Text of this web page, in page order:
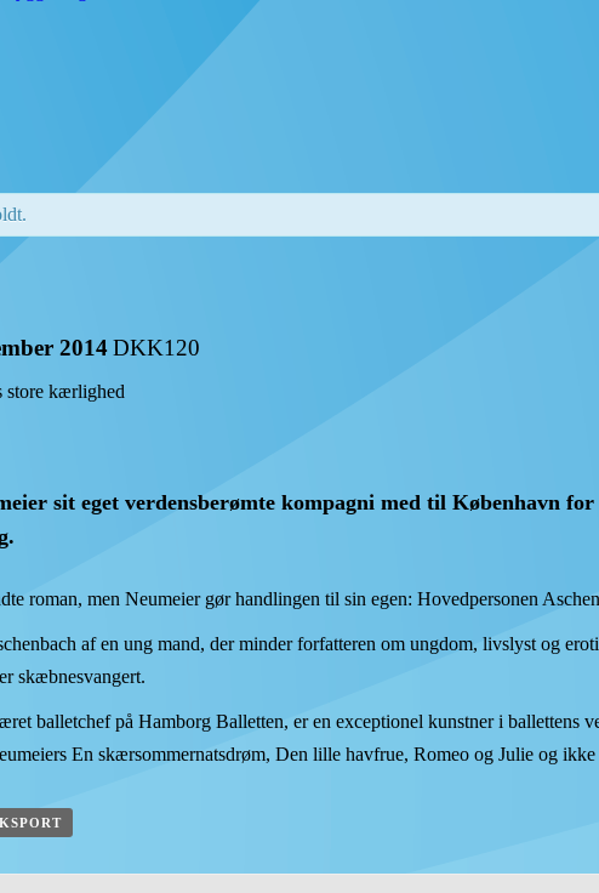
2014DKK120
store kærlighed
sit eget verdensberømte kompagni med til København
roman, men Neumeier gør handlingen til sin egen: Hovedpersonen
af en ung mand, der minder forfatteren om ungdom, livslyst og
skæbnesvangert.
balletchef på Hamborg Balletten, er en exceptionel kunstner i
En skærsommernatsdrøm, Den lille havfrue, Romeo og Julie og